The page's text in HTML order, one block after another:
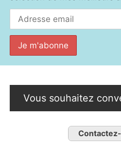
Vous souhaitez